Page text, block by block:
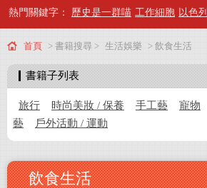
出版專區
會員專屬
會員儲值方案
熱門關鍵字： 歷史是一群喵 工作細胞 以色列
首頁 > 書籍搜尋 > 生活娛樂 > 飲食生活
書籍子列表
旅行 時尚美妝 / 保養 手工藝 寵物
藝
戶外活動 / 運動
飲食生活